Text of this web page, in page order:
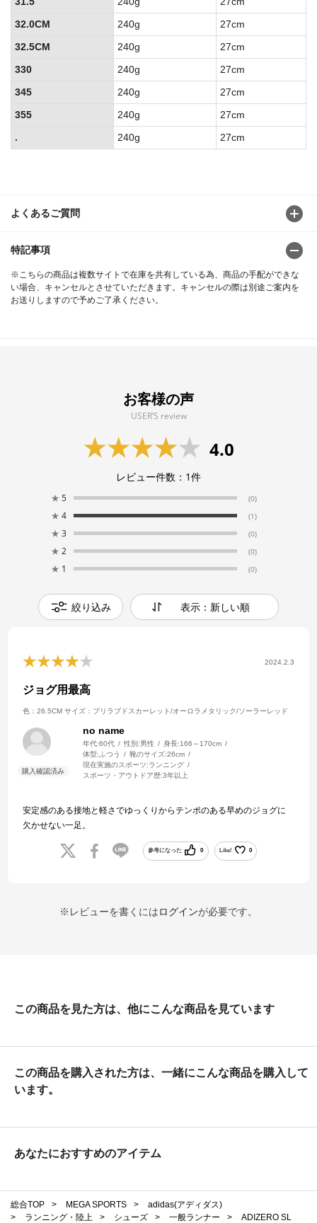
よくあるご質問
特記事項
※こちらの商品は複数サイトで在庫を共有している為、商品の手配ができな
い場合、キャンセルとさせていただきます。キャンセルの際は別途ご案内を
お送りしますので予めご了承ください。
32.0CM
240g
27cm
32.5CM
240g
27cm
330
240g
27cm
345
240g
27cm
355
240g
27cm
.
240g 27cm
お客様の声
USER’S review
4.0
レビュー件数： 1件
★ 5 (0)
★ 4 (1)
★ 3 (0)
★ 2 (0)
★ 1 (0)
絞り込み 表示：新しい順
2024.2.3
ジョグ用最高
色：26.5CM サイズ：プリラブドスカーレット/オーロラメタリック/ソーラーレッド
no name
年代:60代 性別:男性 身長:166～170cm
体型: ふつう 靴のサイズ:26cm
現在実施のスポーツ:ランニング
スポーツ・アウトドア歴:3年以上
安定感のある接地と軽さでゆっくりからテンポのある早めのジョグに
欠かせない一足。
参考になった 0 Like! 0
※レビューを書くにはログインが必要です。
この商品を見た方は、他にこんな商品を見ています
この商品を購入された方は、一緒にこんな商品を購入して
います。
あなたにおすすめのアイテム
総合TOP > MEGA SPORTS >
adidas(アディダス)
>
ランニング・陸上 > シューズ > 一般ランナー >
ADIZERO SL